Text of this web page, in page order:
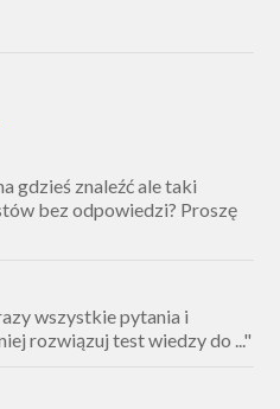
gdzieś znaleźć ale taki
bez odpowiedzi? Proszę
wszystkie pytania i
rozwiązuj test wiedzy do ..."